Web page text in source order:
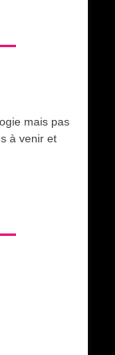
mais pas
à venir et